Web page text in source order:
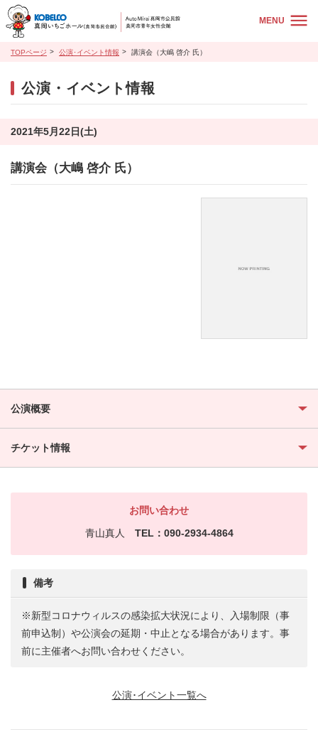
MENU
TOPページ 公演･イベント情報 講演会（大嶋 啓介 氏）
公演・イベント情報
2021年5月22日(土)
講演会（大嶋 啓介 氏）
公演概要
チケット情報
お問い合わせ
青山真人 TEL：090-2934-4864
備考
※新型コロナウィルスの感染拡大状況により、入場制限（事
前申込制）や公演会の延期・中止となる場合があります。事
前に主催者へお問い合わせください。
公演･イベント一覧へ